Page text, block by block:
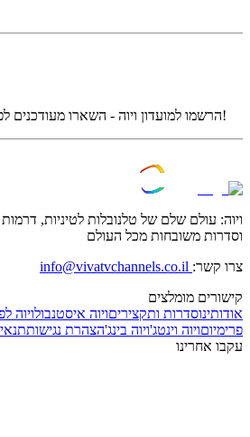
הרשמו למועדון ויוה - השארו מעודכנים לפני כולם, ועוד המון הפתעות!
ויוה: עולם שלם של טלנובלות לטיניות, דרמות
וסדרות משובחות מכל העולם
צרו קשר:
קישורים מומלצים
אודותינוסדרות ותקציריםויוה איסטנבולויוה
פרימיוםויוה וינטג'ויוה בינג'הצהרת נגישות
עקבו אחרינו